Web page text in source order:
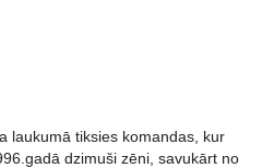
laukumā tiksies komandas, kur
dzimuši zēni, savukārt no